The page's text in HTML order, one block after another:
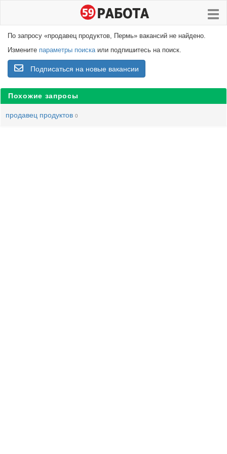
По запросу «продавец продуктов, Пермь» вакансий не найдено.
Измените параметры поискаили подпишитесь на поиск.
Подписаться на новые вакансии
Похожие запросы
продавец продуктов 0